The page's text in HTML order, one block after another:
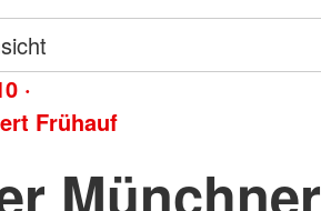
·
Frühauf
Münchner